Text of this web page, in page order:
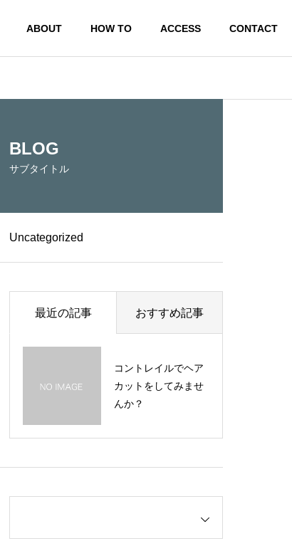
ABOUT HOW TO ACCESS CONTACT
BLOG
サブタイトル
Uncategorized
最近の記事 おすすめ記事
コントレイルでヘア
カットをしてみませ
んか？